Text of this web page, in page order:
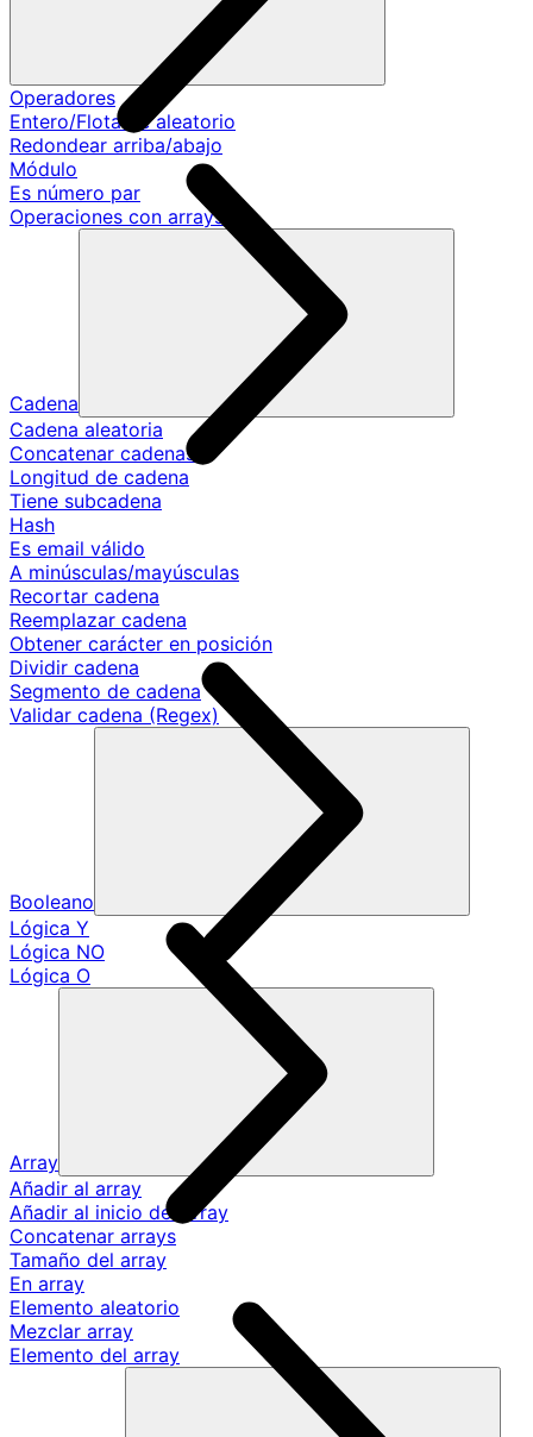
Operadores
Entero/Flotante aleatorio
Redondear arriba/abajo
Módulo
Es número par
Operaciones con arrays
Cadena
Cadena aleatoria
Concatenar cadenas
Longitud de cadena
Tiene subcadena
Hash
Es email válido
A minúsculas/mayúsculas
Recortar cadena
Reemplazar cadena
Obtener carácter en posición
Dividir cadena
Segmento de cadena
Validar cadena (Regex)
Booleano
Lógica Y
Lógica NO
Lógica O
Array
Añadir al array
Añadir al inicio del array
Concatenar arrays
Tamaño del array
En array
Elemento aleatorio
Mezclar array
Elemento del array